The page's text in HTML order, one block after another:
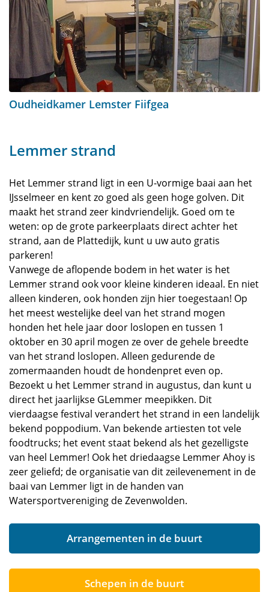
Oudheidkamer Lemster Fiifgea
Lemmer strand
Het Lemmer strand ligt in een U-vormige baai aan het
IJsselmeer en kent zo goed als geen hoge golven. Dit
maakt het strand zeer kindvriendelijk. Goed om te
weten: op de grote parkeerplaats direct achter het
strand, aan de Plattedijk, kunt u uw auto gratis
parkeren!
Vanwege de aflopende bodem in het water is het
Lemmer strand ook voor kleine kinderen ideaal. En niet
alleen kinderen, ook honden zijn hier toegestaan! Op
het meest westelijke deel van het strand mogen
honden het hele jaar door loslopen en tussen 1
oktober en 30 april mogen ze over de gehele breedte
van het strand loslopen. Alleen gedurende de
zomermaanden houdt de hondenpret even op.
Bezoekt u het Lemmer strand in augustus, dan kunt u
direct het jaarlijkse GLemmer meepikken. Dit
vierdaagse festival verandert het strand in een landelijk
bekend poppodium. Van bekende artiesten tot vele
foodtrucks; het event staat bekend als het gezelligste
van heel Lemmer! Ook het driedaagse Lemmer Ahoy is
zeer geliefd; de organisatie van dit zeilevenement in de
baai van Lemmer ligt in de handen van
Watersportvereniging de Zevenwolden.
Arrangementen in de buurt
Schepen in de buurt